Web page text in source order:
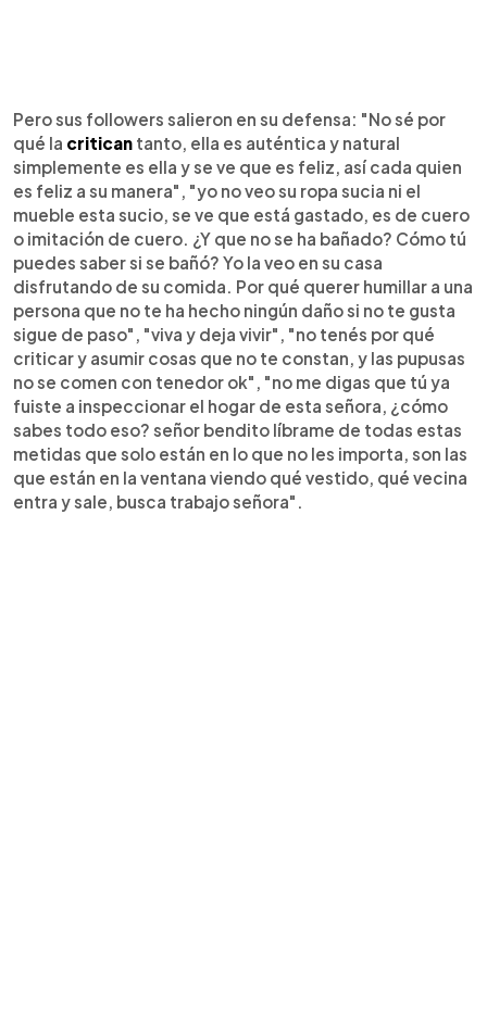
Pero sus followers salieron en su defensa: "No sé por
qué la critican tanto, ella es auténtica y natural
simplemente es ella y se ve que es feliz, así cada quien
es feliz a su manera", "yo no veo su ropa sucia ni el
mueble esta sucio, se ve que está gastado, es de cuero
o imitación de cuero. ¿Y que no se ha bañado? Cómo tú
puedes saber si se bañó? Yo la veo en su casa
disfrutando de su comida. Por qué querer humillar a una
persona que no te ha hecho ningún daño si no te gusta
sigue de paso", "viva y deja vivir", "no tenés por qué
criticar y asumir cosas que no te constan, y las pupusas
no se comen con tenedor ok", "no me digas que tú ya
fuiste a inspeccionar el hogar de esta señora, ¿cómo
sabes todo eso? señor bendito líbrame de todas estas
metidas que solo están en lo que no les importa, son las
que están en la ventana viendo qué vestido, qué vecina
entra y sale, busca trabajo señora".